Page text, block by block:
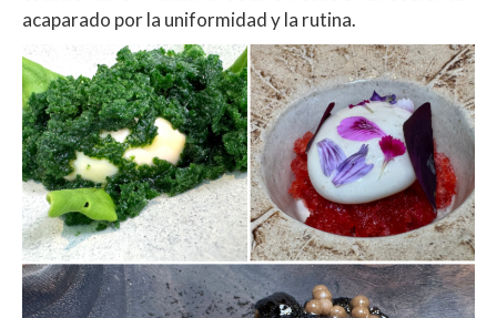
acaparado por la uniformidad y la rutina.